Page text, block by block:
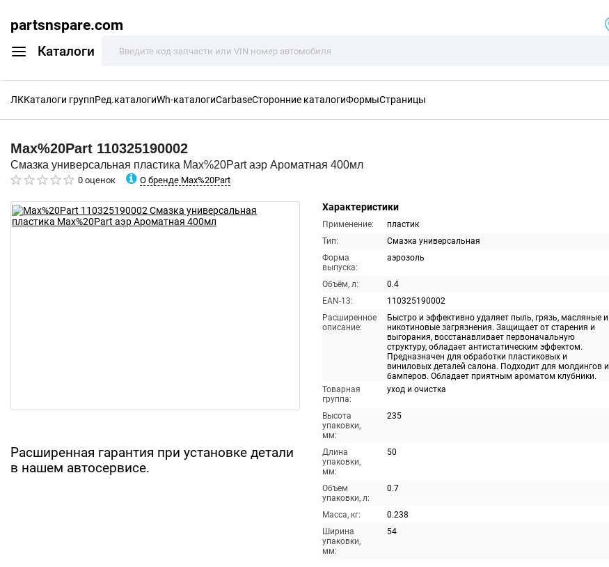
partsnspare.com
Каталоги
ЛККаталоги группРед.каталогиWh-каталогиCarbaseСторонние каталогиФормыСтраницы
Max%20Part 110325190002
Смазка универсальная пластика Max%20Part аэр Ароматная 400мл
0 оценок О бренде Max%20Part
Расширенная гарантия при установке детали
в нашем автосервисе.
Характеристики
Применение:
пластик
Тип:
Смазка универсальная
Форма
выпуска:
аэрозоль
Объём, л:
0.4
EAN-13:
110325190002
Расширенное
описание:
Быстро и эффективно удаляет пыль, грязь, масляные и
никотиновые загрязнения. Защищает от старения и
выгорания, восстанавливает первоначальную
структуру, обладает антистатическим эффектом.
Предназначен для обработки пластиковых и
виниловых деталей салона. Подходит для молдингов и
бамперов. Обладает приятным ароматом клубники.
Товарная
группа:
уход и очистка
Высота
упаковки,
мм:
235
Длина
упаковки,
мм:
50
Объем
упаковки, л:
0.7
Масса, кг:
0.238
Ширина
упаковки,
мм:
54